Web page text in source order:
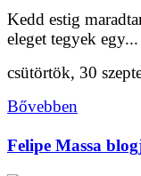
Kedd estig
eleget tegyek egy...
csütörtök, 30
Bővebben
Felipe Massa